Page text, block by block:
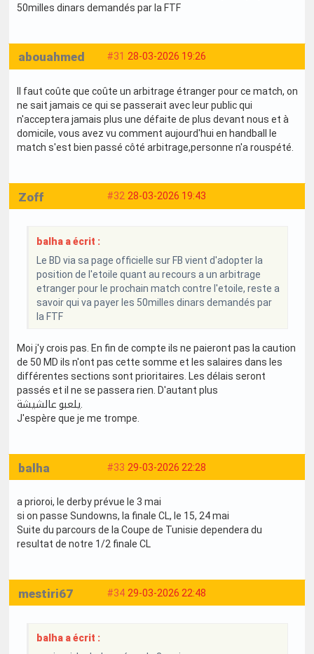
50milles dinars demandés par la FTF
#31 28-03-2026 19:26
abouahmed
Il faut coûte que coûte un arbitrage étranger pour ce match, on
ne sait jamais ce qui se passerait avec leur public qui
n'acceptera jamais plus une défaite de plus devant nous et à
domicile, vous avez vu comment aujourd'hui en handball le
match s'est bien passé côté arbitrage,personne n'a rouspété.
#32 28-03-2026 19:43
Zoff
balha a écrit :
Le BD via sa page officielle sur FB vient d'adopter la
position de l'etoile quant au recours a un arbitrage
etranger pour le prochain match contre l'etoile, reste a
savoir qui va payer les 50milles dinars demandés par
la FTF
Moi j'y crois pas. En fin de compte ils ne paieront pas la caution
de 50 MD ils n'ont pas cette somme et les salaires dans les
différentes sections sont prioritaires. Les délais seront
passés et il ne se passera rien. D'autant plus
J'espère que je me trompe.
#33 29-03-2026 22:28
balha
a prioroi, le derby prévue le 3 mai
si on passe Sundowns, la finale CL, le 15, 24 mai
Suite du parcours de la Coupe de Tunisie dependera du
resultat de notre 1/2 finale CL
#34 29-03-2026 22:48
mestiri67
balha a écrit :